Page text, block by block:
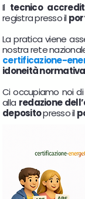
Il tecnico
registra presso il
La pratica viene
nostra rete
certificazione-
idoneità normativa
Ci occupiamo noi
alla redazione
depositopresso il